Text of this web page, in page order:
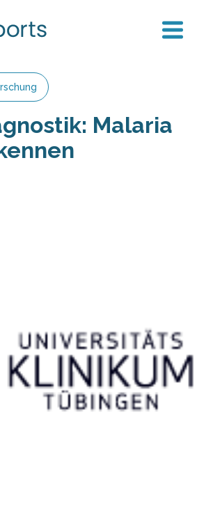
Malaria